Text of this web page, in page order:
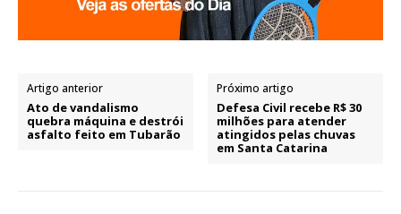
Artigo anterior
Ato de vandalismo
quebra máquina e destrói
asfalto feito em Tubarão
Próximo artigo
Defesa Civil recebe R$ 30
milhões para atender
atingidos pelas chuvas
em Santa Catarina